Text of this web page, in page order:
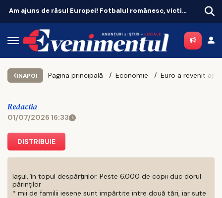
Am ajuns de râsul Europei! Fotbalul românesc, victima propriei aroganțe
INAPOI Pagina principală Economie
Redactia
01/07/2026 16:33
DISTRIBUIE
Iașul, în topul despărțirilor. Peste 6.000 de copii duc dorul
părinților
* mii de familii iesene sunt impărtite intre două tări, iar sute